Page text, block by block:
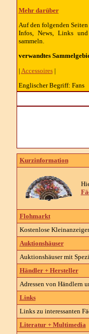
Mehr darüber
Auf den folgenden
Infos, News, Links
sammeln.
verwandtes
| Accessoires|
Englischer Begriff: Fans
Kurzinformation
Flohmarkt
Kostenlose
Auktionshäuser
Auktionshäuser mit
Händler + Hersteller
Adressen von Händlern
Links
Links zu interessanten
Literatur + Multimedia